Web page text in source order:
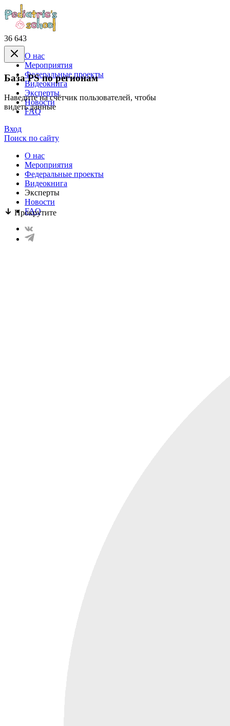
36 643
База PS по регионам
Наведите на счётчик пользователей, чтобы
видеть данные
Прокрутите
О нас
Mероприятия
Федеральные проекты
Видеокнига
Эксперты
Новости
FAQ
Вход
Поиск по сайту
О нас
Mероприятия
Федеральные проекты
Видеокнига
Эксперты
Новости
FAQ